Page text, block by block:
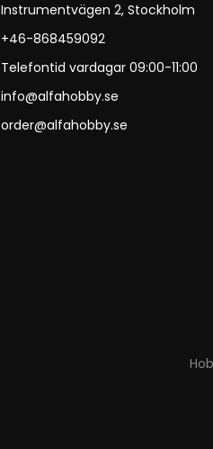
Instrumentvägen 2, Stockholm
+46-868459092
Telefontid vardagar 09:00-11:00
info@alfahobby.se
order@alfahobby.se